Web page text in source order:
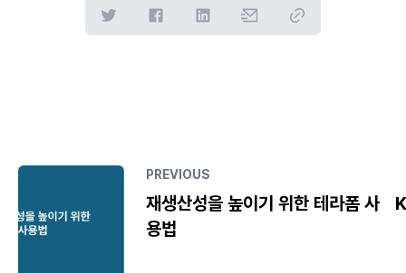
PREVIOUS
재생산성을 높이기 위한 테라폼 사
용법